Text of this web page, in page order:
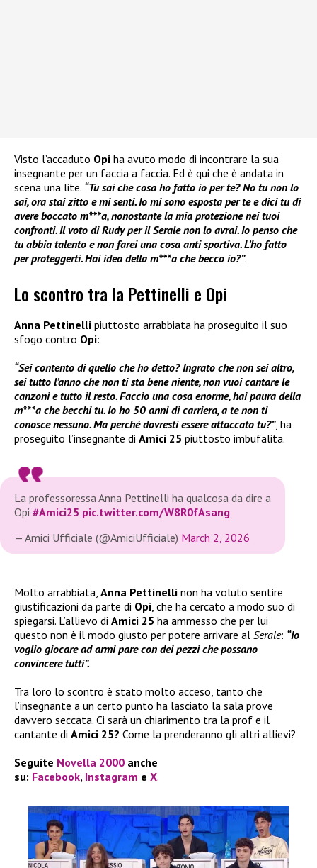
Visto l’accaduto Opi ha avuto modo di incontrare la sua
insegnante per un faccia a faccia. Ed è qui che è andata in
scena una lite. “Tu sai che cosa ho fatto io per te? No tu non lo
sai, ora stai zitto e mi senti. Io mi sono esposta per te e dici tu di
avere boccato m***a, nonostante la mia protezione nei tuoi
confronti. Il voto di Rudy per il Serale non lo avrai. Io penso che
tu abbia talento e non farei una cosa anti sportiva. L’ho fatto
per proteggerti. Hai idea della m***a che becco io?”.
Lo scontro tra la Pettinelli e Opi
Anna Pettinelli piuttosto arrabbiata ha proseguito il suo
sfogo contro Opi:
“Sei contento di quello che ho detto? Ingrato che non sei altro,
sei tutto l’anno che non ti sta bene niente, non vuoi cantare le
canzoni e tutto il resto. Faccio una cosa enorme, hai paura della
m***a che becchi tu. Io ho 50 anni di carriera, a te non ti
conosce nessuno. Ma perché dovresti essere attaccato tu?”, ha
proseguito l’insegnante di Amici 25 piuttosto imbufalita.
La professoressa Anna Pettinelli ha qualcosa da dire a
Opi #Amici25 pic.twitter.com/W8R0fAsang
— Amici Ufficiale (@AmiciUfficiale) March 2, 2026
Molto arrabbiata, Anna Pettinelli non ha voluto sentire
giustificazioni da parte di Opi, che ha cercato a modo suo di
spiegarsi. L’allievo di Amici 25 ha ammesso che per lui
questo non è il modo giusto per potere arrivare al Serale: “Io
voglio giocare ad armi pare con dei pezzi che possano
convincere tutti”.
Tra loro lo scontro è stato molto acceso, tanto che
l’insegnante a un certo punto ha lasciato la sala prove
davvero seccata. Ci sarà un chiarimento tra la prof e il
cantante di Amici 25? Come la prenderanno gli altri allievi?
Seguite Novella 2000 anche
su: Facebook, Instagram e X.